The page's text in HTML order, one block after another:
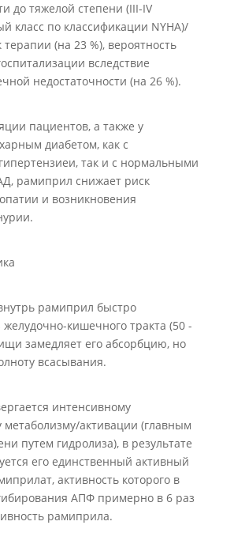
до тяжелой степени (III-IV
класс по классификации NYНА)/
терапии (на 23 %), вероятность
вследствие
недостаточности (на 26 %).
пациентов, а также у
диабетом, как с
так и с нормальными
рамиприл снижает риск
и возникновения
рамиприл быстро
желудочно-кишечного тракта (50 -
замедляет его абсорбцию, но
всасывания.
интенсивному
метаболизму/активации (главным
путем гидролиза), в результате
его единственный активный
активность которого в
АПФ примерно в 6 раз
рамиприла.